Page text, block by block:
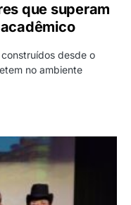
que superam
desde o
no ambiente